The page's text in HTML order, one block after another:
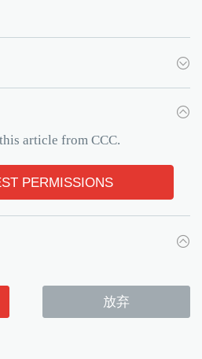
article from CCC.
PERMISSIONS
放弃